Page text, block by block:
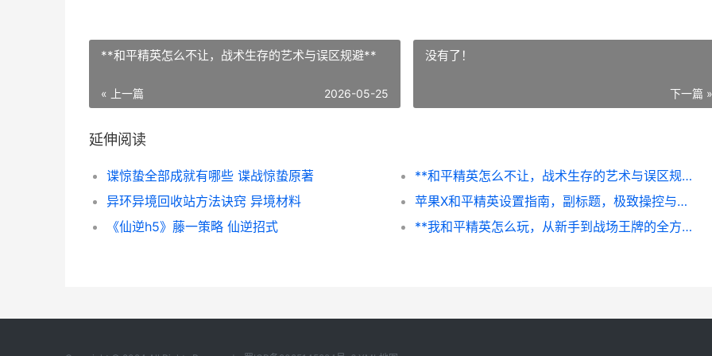
**和平精英怎么不让，战术生存的艺术与误区规避**
« 上一篇 2026-05-25
没有了！
下一篇 »
延伸阅读
谍惊蛰全部成就有哪些 谍战惊蛰原著
**和平精英怎么不让，战术生存的艺术与误区规避**
异环异境回收站方法诀窍 异境材料
苹果X和平精英设置指南，副标题，极致操控与视觉的战术融合
《仙逆h5》藤一策略 仙逆招式
**我和平精英怎么玩，从新手到战场王牌的全方位指南**